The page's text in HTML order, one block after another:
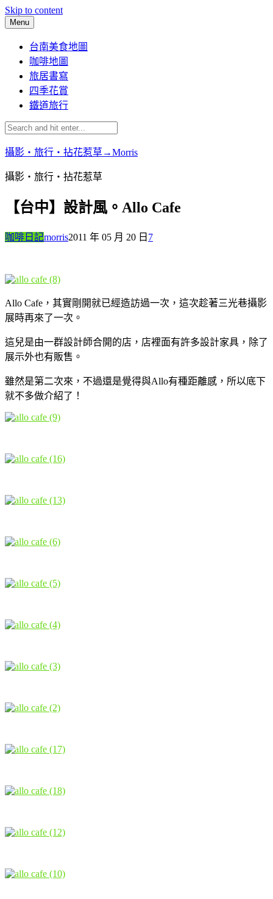
Skip to content
Menu
台南美食地圖
咖啡地圖
旅居書寫
四季花賞
鐵道旅行
攝影‧旅行‧拈花惹草→Morris
攝影‧旅行‧拈花惹草
【台中】設計風。Allo Cafe
咖啡日記morris2011 年 05 月 20 日 7
Allo Cafe，其實剛開就已經造訪過一次，這次趁著三光巷攝影
展時再來了一次。
這兒是由一群設計師合開的店，店裡面有許多設計家具，除了
展示外也有販售。
雖然是第二次來，不過還是覺得與Allo有種距離感，所以底下
就不多做介紹了！